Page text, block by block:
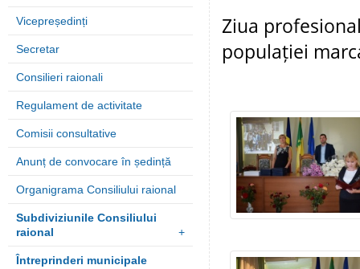
Vicepreședinți
Secretar
Consilieri raionali
Regulament de activitate
Comisii consultative
Anunț de convocare în ședință
Organigrama Consiliului raional
Subdiviziunile Consiliului
raional
+
Întreprinderi municipale
Ziua
populației